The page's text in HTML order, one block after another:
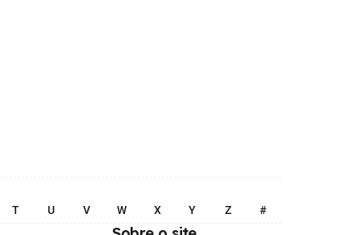
T U V W X Y Z #